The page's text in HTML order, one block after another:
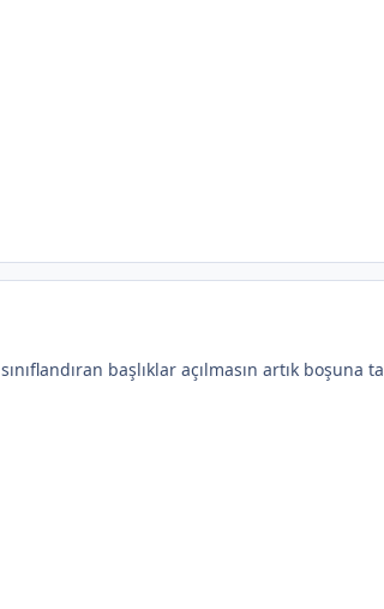
sınıflandıran başlıklar açılmasın artık boşuna